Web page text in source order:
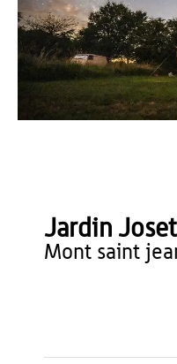
Jardin Josette
Jardin
mont saint